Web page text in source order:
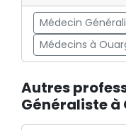
Médecin
Médecins à
Autres
Généraliste à